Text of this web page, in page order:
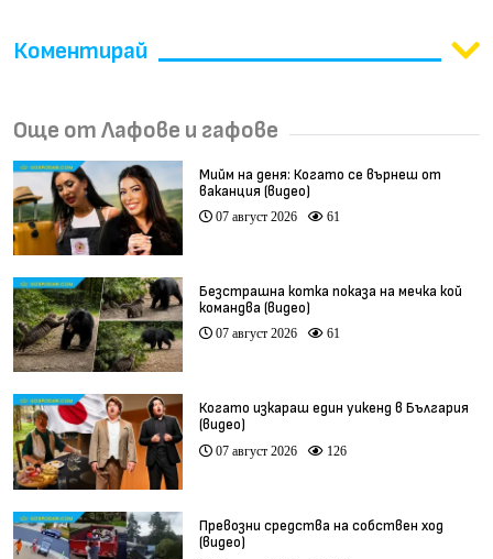
Коментирай
Още от Лафове и гафове
Мийм на деня: Когато се върнеш от
ваканция (видео)
07 август 2026 61
Безстрашна котка показа на мечка кой
командва (видео)
07 август 2026 61
Когато изкараш един уикенд в България
(видео)
07 август 2026 126
Превозни средства на собствен ход
(видео)